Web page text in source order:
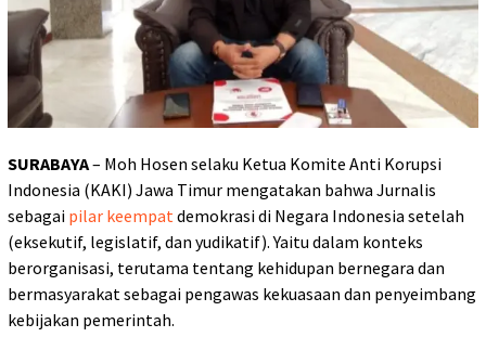
SURABAYA– Moh Hosen selaku Ketua Komite Anti Korupsi
Indonesia (KAKI) Jawa Timur mengatakan bahwa Jurnalis
sebagai pilar keempatdemokrasi di Negara Indonesia setelah
(eksekutif, legislatif, dan yudikatif). Yaitu dalam konteks
berorganisasi, terutama tentang kehidupan bernegara dan
bermasyarakat sebagai pengawas kekuasaan dan penyeimbang
kebijakan pemerintah.